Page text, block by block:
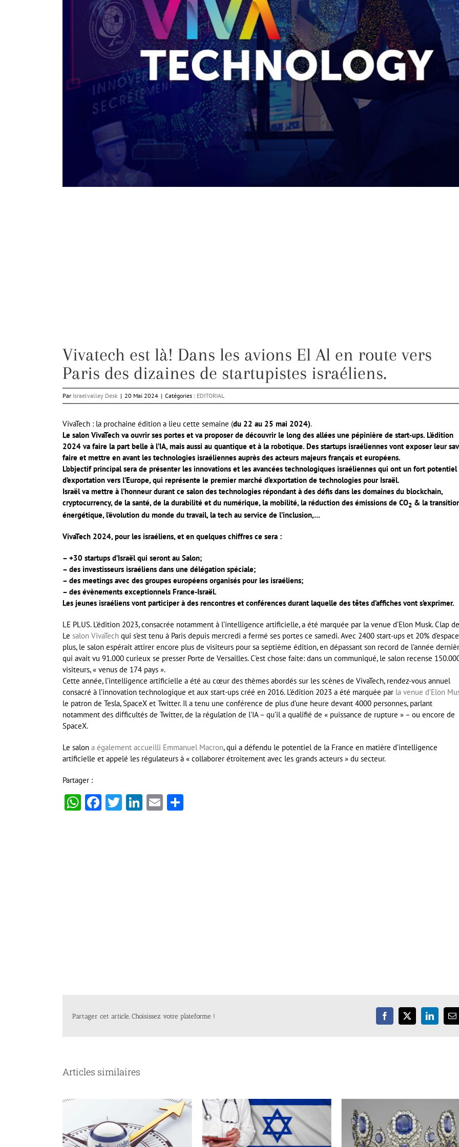
Vivatech est là! Dans les avions El Al en route vers
Paris des dizaines de startupistes israéliens.
Par Israelvalley Desk | 20 Mai 2024 | Catégories : EDITORIAL
VivaTech : la prochaine édition a lieu cette semaine (du 22 au 25 mai 2024).
Le salon VivaTech va ouvrir ses portes et va proposer de découvrir le long des allées une pépinière de start-ups. L’édition
2024 va faire la part belle à l’IA, mais aussi au quantique et à la robotique. Des startups israéliennes vont exposer leur
faire et mettre en avant les technologies israéliennes auprès des acteurs majeurs français et européens.
L’objectif principal sera de présenter les innovations et les avancées technologiques israéliennes qui ont un fort potentiel
d’exportation vers l’Europe, qui représente le premier marché d’exportation de technologies pour Israël.
Israël va mettre à l’honneur durant ce salon des technologies répondant à des défis dans les domaines du blockchain,
cryptocurrency, de la santé, de la durabilité et du numérique, la mobilité, la réduction des émissions de CO2 & la
énergétique, l’évolution du monde du travail, la tech au service de l’inclusion,…
VivaTech 2024, pour les israéliens, et en quelques chiffres ce sera :
– +30 startups d’Israël qui seront au Salon;
– des investisseurs israéliens dans une délégation spéciale;
– des meetings avec des groupes européens organisés pour les israéliens;
– des évènements exceptionnels France-Israël.
Les jeunes israéliens vont participer à des rencontres et conférences durant laquelle des têtes d’affiches vont s’exprimer.
LE PLUS. L’édition 2023, consacrée notamment à l’intelligence artificielle, a été marquée par la venue d’Elon Musk. Clap
Le salon VivaTech qui s’est tenu à Paris depuis mercredi a fermé ses portes ce samedi. Avec 2400 start-ups et 20%
plus, le salon espérait attirer encore plus de visiteurs pour sa septième édition, en dépassant son record de l’année
qui avait vu 91.000 curieux se presser Porte de Versailles. C’est chose faite: dans un communiqué, le salon recense
visiteurs, « venus de 174 pays ».
Cette année, l’intelligence artificielle a été au cœur des thèmes abordés sur les scènes de VivaTech, rendez-vous annuel
consacré à l’innovation technologique et aux start-ups créé en 2016. L’édition 2023 a été marquée par la venue d’Elon
le patron de Tesla, SpaceX et Twitter. Il a tenu une conférence de plus d’une heure devant 4000 personnes, parlant
notamment des difficultés de Twitter, de la régulation de l’IA – qu’il a qualifié de « puissance de rupture » – ou encore de
SpaceX.
Le salon a également accueilli Emmanuel Macron, qui a défendu le potentiel de la France en matière d’intelligence
artificielle et appelé les régulateurs à « collaborer étroitement avec les grands acteurs » du secteur.
Partager :
WhatsApp
Facebook
Twitter
LinkedIn
Email
Partager cet article, Choisissez votre plateforme ! Facebook
X LinkedIn
Articles similaires